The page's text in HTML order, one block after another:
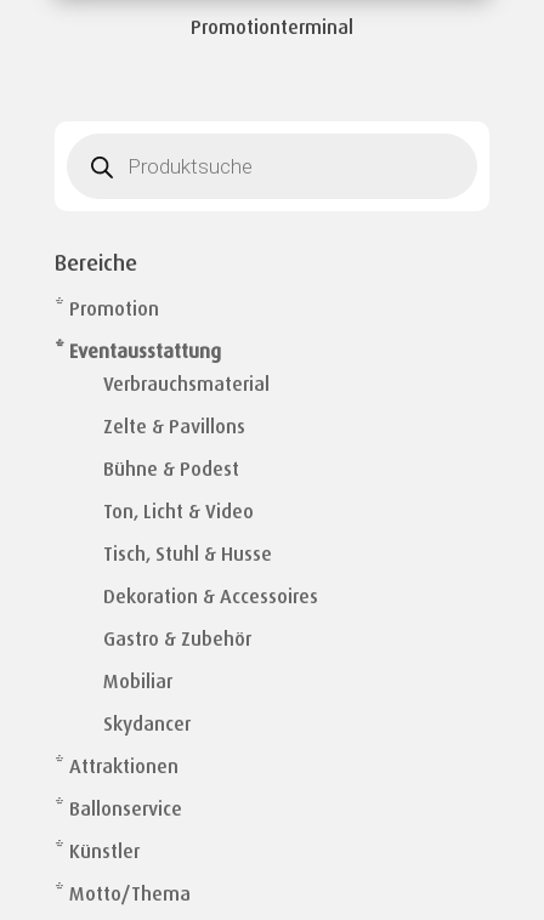
Promotionterminal
search
Bereiche
* Promotion
* Eventausstattung
Verbrauchsmaterial
Zelte & Pavillons
Bühne & Podest
Ton, Licht & Video
Tisch, Stuhl & Husse
Dekoration & Accessoires
Gastro & Zubehör
Mobiliar
Skydancer
* Attraktionen
* Ballonservice
* Künstler
* Motto/Thema